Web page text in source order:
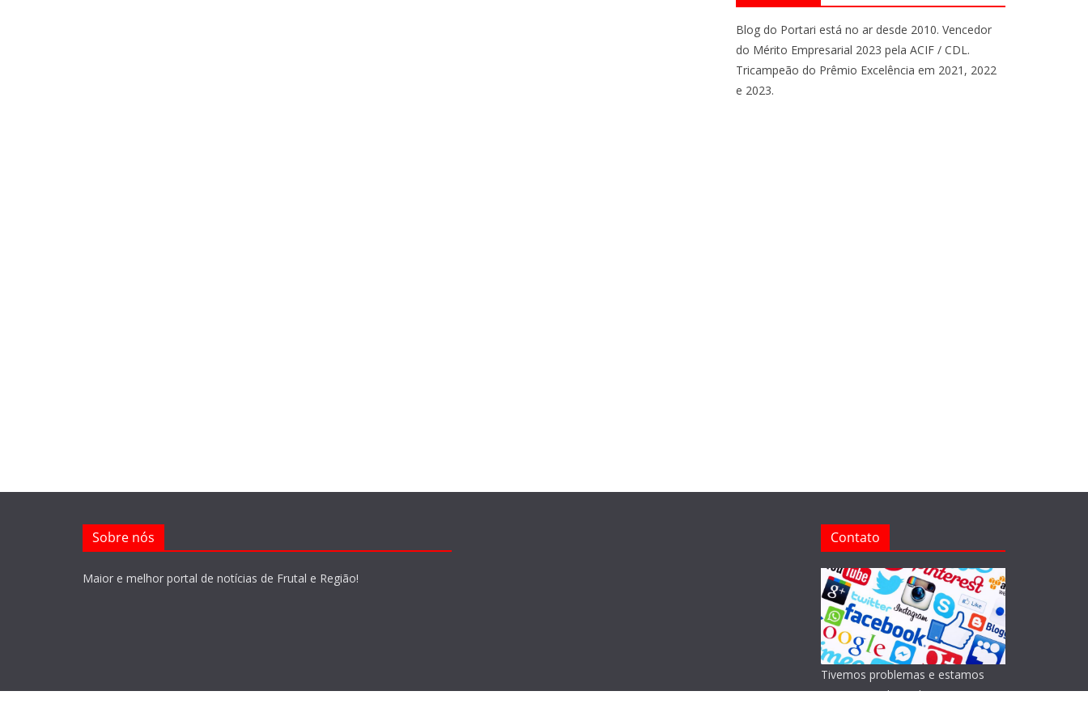
Blog do Portari está no ar desde 2010. Vencedor
do Mérito Empresarial 2023 pela ACIF / CDL.
Tricampeão do Prêmio Excelência em 2021, 2022
e 2023.
Sobre nós
Maior e melhor portal de notícias de Frutal e Região!
Contato
Tivemos problemas e estamos
reorganizando o Blog!